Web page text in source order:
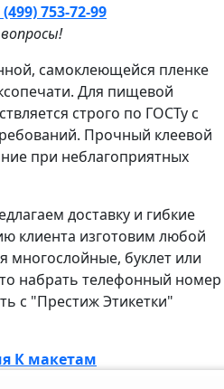
(499) 753-72-99
самоклеющейся пленке
Для пищевой
строго по ГОСТу с
Прочный клеевой
при неблагоприятных
доставку и гибкие
клиента изготовим любой
многослойные, буклет или
набрать телефонный номер
с "Престиж Этикетки"
К макетам